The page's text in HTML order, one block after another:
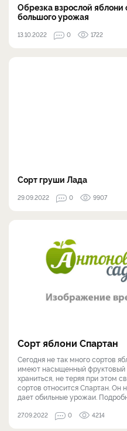
Обрезка взрослой яблони
большого урожая
13.10.2022 0 1722
Сорт груши Лада
29.09.2022 0 9907
Сорт яблони Спартан
Сегодня не так много сортов
имеют насыщенный фруктовый
храниться, не теряя при этом
сортов относится Спартан. Он
дает обильные урожаи.
27.09.2022 0 4214